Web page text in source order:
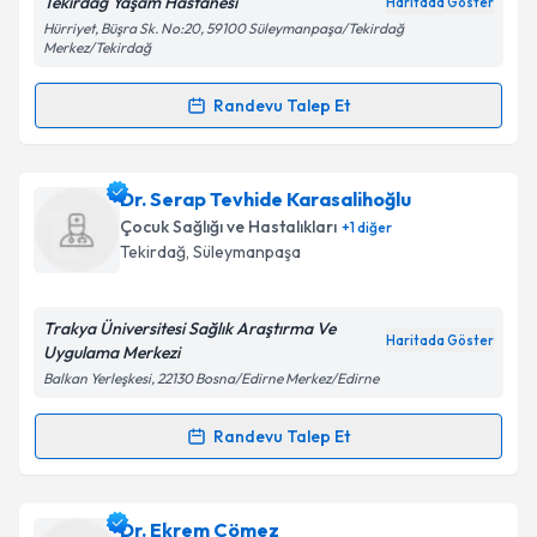
Kişisel verilerimin işlenmesine ilişkinAydınlatma
'ni okudum ve kişisel verilerimin belirtilen
kapsamda işlenmesini kabul ediyorum.
Takvim Talebini Gönder
Hürriyet, Büşra Sk. No:20, 59100 Süleymanpaşa/Tekirdağ
Merkez/Tekirdağ
Randevu Talep Et
Randevu Takvimi Talebi
Dr. Mutlu Zereniçin randevu takvimi talebi oluşturun.
Size bu uzmandan randevu almanız için bir takvim
hazırlandığında e-posta ile bilgilendireceğiz.
Kişisel verilerimin işlenmesine ilişkinAydınlatma
'ni okudum ve kişisel verilerimin belirtilen
kapsamda işlenmesini kabul ediyorum.
Dr. Serap Tevhide Karasalihoğlu
Çocuk Sağlığı ve Hastalıkları +1diğer
Tekirdağ, Süleymanpaşa
Trakya Üniversitesi Sağlık Araştırma Ve
Uygulama Merkezi
Haritada Göster
Balkan Yerleşkesi, 22130 Bosna/Edirne Merkez/Edirne
Randevu Talep Et
Randevu Takvimi Talebi
Dr. Serap Tevhide Karasalihoğlu
Dr. Ekrem Çömez